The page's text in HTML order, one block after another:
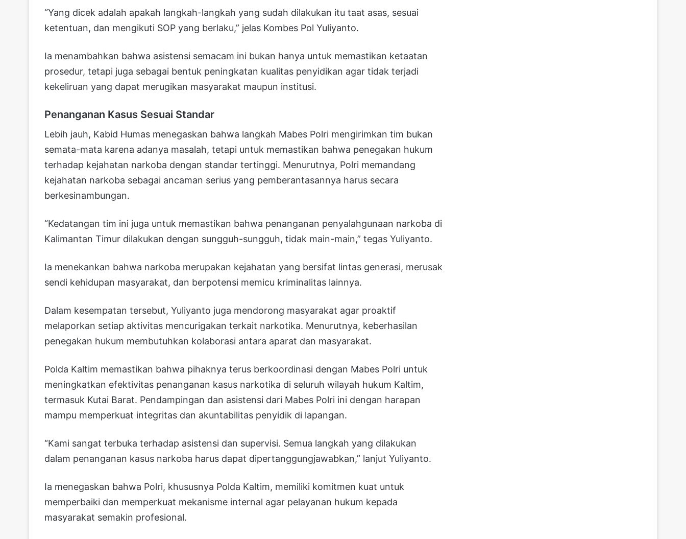
“Yang dicek adalah apakah langkah-langkah yang sudah dilakukan itu taat asas, sesuai
ketentuan, dan mengikuti SOP yang berlaku,” jelas Kombes Pol Yuliyanto.
Ia menambahkan bahwa asistensi semacam ini bukan hanya untuk memastikan ketaatan
prosedur, tetapi juga sebagai bentuk peningkatan kualitas penyidikan agar tidak terjadi
kekeliruan yang dapat merugikan masyarakat maupun institusi.
Penanganan Kasus Sesuai Standar
Lebih jauh, Kabid Humas menegaskan bahwa langkah Mabes Polri mengirimkan tim bukan
semata-mata karena adanya masalah, tetapi untuk memastikan bahwa penegakan hukum
terhadap kejahatan narkoba dengan standar tertinggi. Menurutnya, Polri memandang
kejahatan narkoba sebagai ancaman serius yang pemberantasannya harus secara
berkesinambungan.
“Kedatangan tim ini juga untuk memastikan bahwa penanganan penyalahgunaan narkoba di
Kalimantan Timur dilakukan dengan sungguh-sungguh, tidak main-main,” tegas Yuliyanto.
Ia menekankan bahwa narkoba merupakan kejahatan yang bersifat lintas generasi, merusak
sendi kehidupan masyarakat, dan berpotensi memicu kriminalitas lainnya.
Dalam kesempatan tersebut, Yuliyanto juga mendorong masyarakat agar proaktif
melaporkan setiap aktivitas mencurigakan terkait narkotika. Menurutnya, keberhasilan
penegakan hukum membutuhkan kolaborasi antara aparat dan masyarakat.
Polda Kaltim memastikan bahwa pihaknya terus berkoordinasi dengan Mabes Polri untuk
meningkatkan efektivitas penanganan kasus narkotika di seluruh wilayah hukum Kaltim,
termasuk Kutai Barat. Pendampingan dan asistensi dari Mabes Polri ini dengan harapan
mampu memperkuat integritas dan akuntabilitas penyidik di lapangan.
“Kami sangat terbuka terhadap asistensi dan supervisi. Semua langkah yang dilakukan
dalam penanganan kasus narkoba harus dapat dipertanggungjawabkan,” lanjut Yuliyanto.
Ia menegaskan bahwa Polri, khususnya Polda Kaltim, memiliki komitmen kuat untuk
memperbaiki dan memperkuat mekanisme internal agar pelayanan hukum kepada
masyarakat semakin profesional.